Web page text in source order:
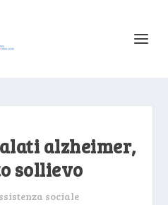
alzheimer,
sollievo
sociale